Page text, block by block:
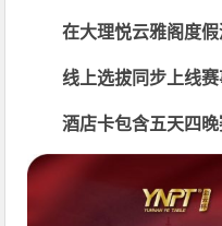
在大理悦云雅阁度
线上选拔同步上线
酒店卡包含五天四